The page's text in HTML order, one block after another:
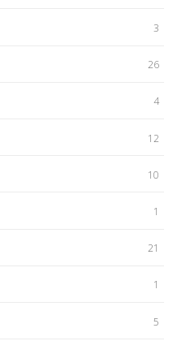
3
26
4
12
10
1
21
1
5